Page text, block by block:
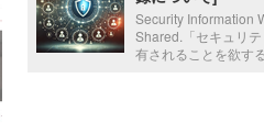
Security Information
Shared.「セキュリ
有されることを欲する